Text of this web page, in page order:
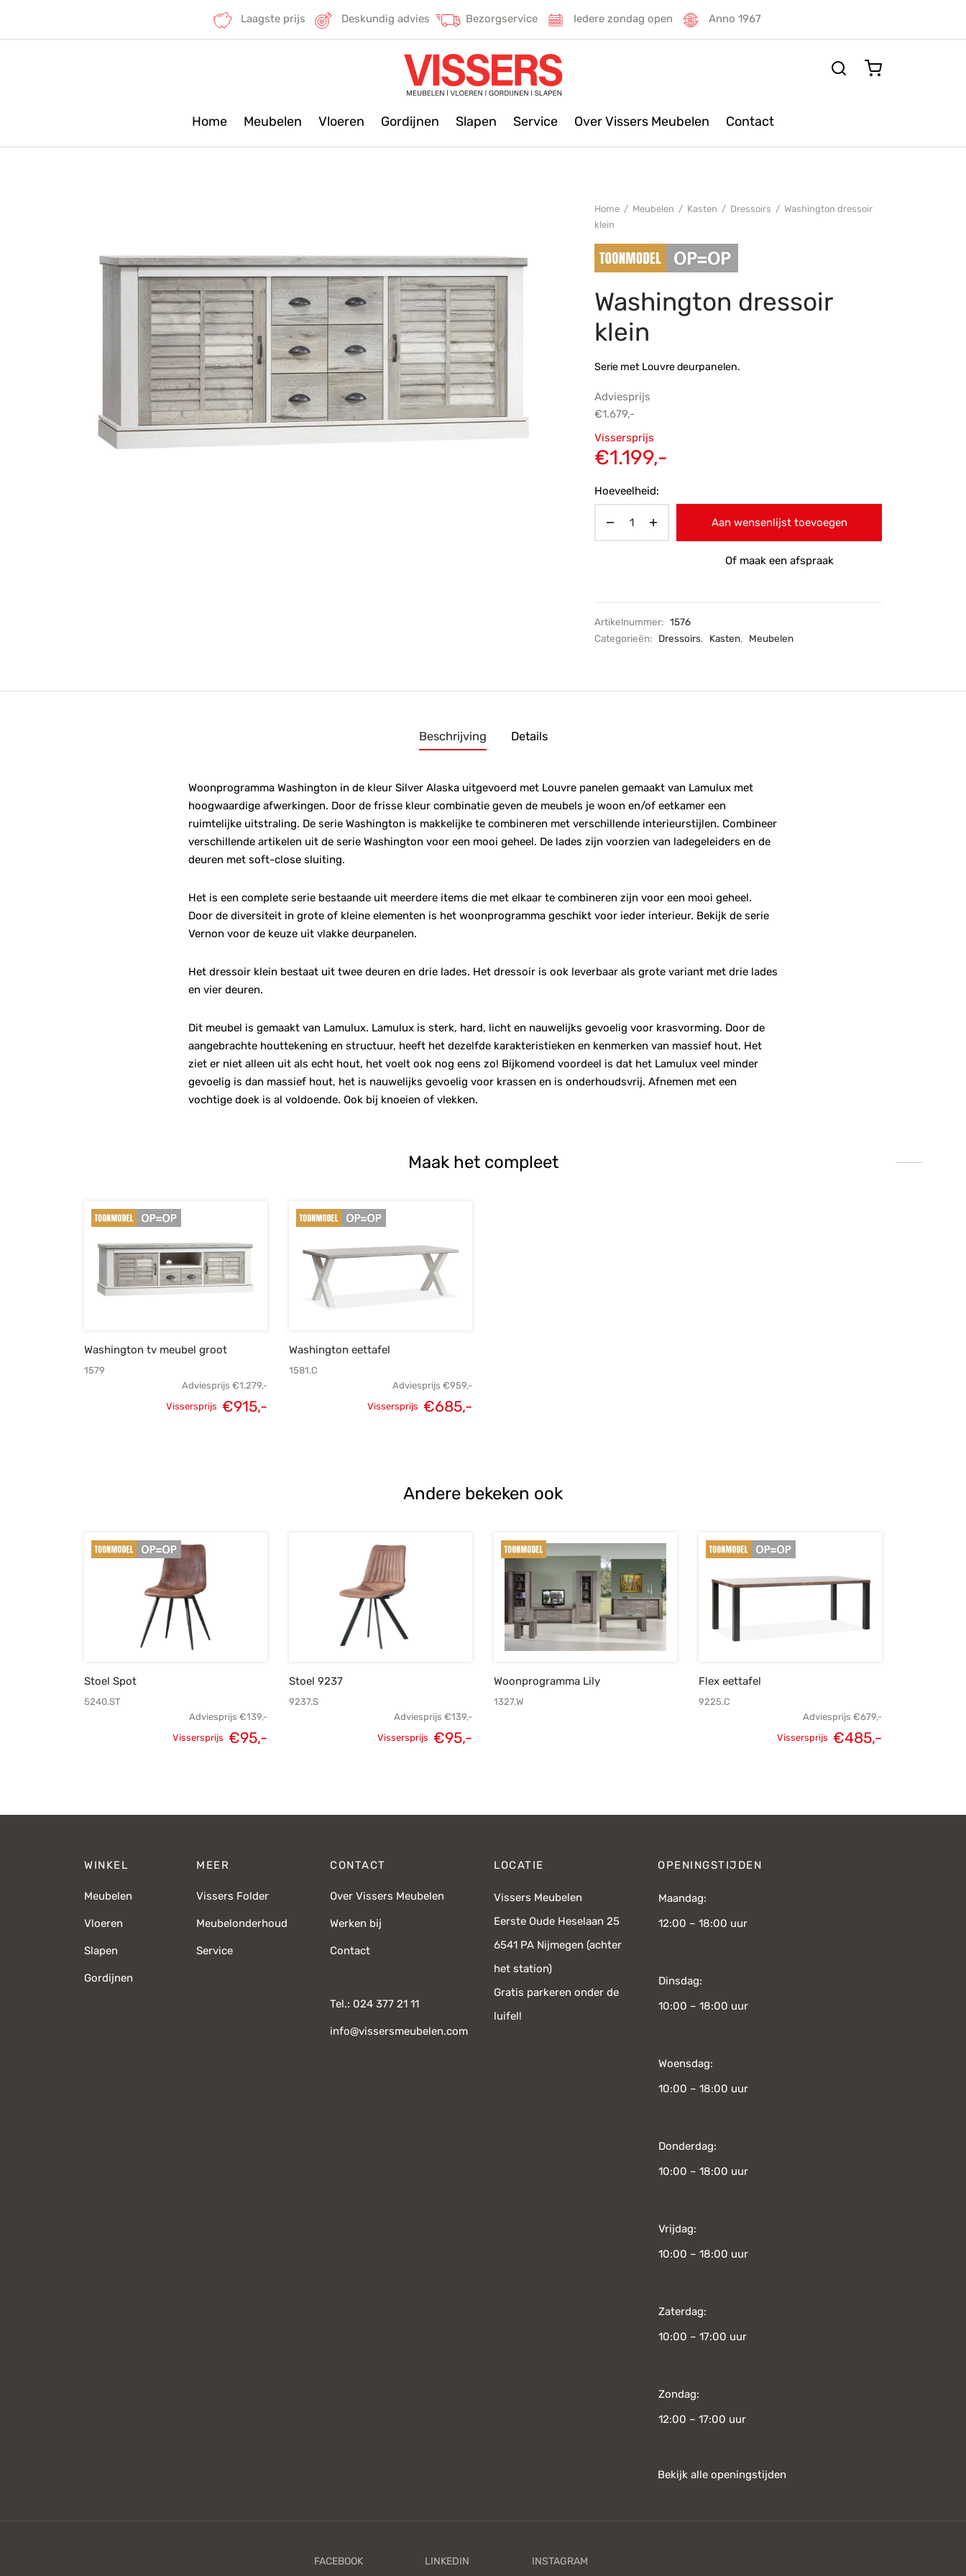
Laagste prijs Deskundig advies Bezorgservice Iedere zondag open Anno 1967
Home Meubelen Vloeren Gordijnen Slapen Service Over Vissers Meubelen Contact
Home / Meubelen / Kasten / Dressoirs / Washington dressoir
klein
Washington dressoir
klein
Serie met Louvre deurpanelen.
Adviesprijs
€1.679,-
Oorspronkelijke
prijs was:
Vissersprijs
€1.199,-
Hoeveelheid:
Aan wensenlijst toevoegen
Of maak een afspraak
Artikelnummer: 1576
Categorieën:
Dressoirs, Kasten, Meubelen
Beschrijving Details
Woonprogramma Washington in de kleur Silver Alaska uitgevoerd met Louvre panelen gemaakt van Lamulux met
hoogwaardige afwerkingen. Door de frisse kleur combinatie geven de meubels je woon en/of eetkamer een
ruimtelijke uitstraling. De serie Washington is makkelijke te combineren met verschillende interieurstijlen. Combineer
verschillende artikelen uit de serie Washington voor een mooi geheel. De lades zijn voorzien van ladegeleiders en de
deuren met soft-close sluiting.
Het is een complete serie bestaande uit meerdere items die met elkaar te combineren zijn voor een mooi geheel.
Door de diversiteit in grote of kleine elementen is het woonprogramma geschikt voor ieder interieur. Bekijk de serie
Vernon voor de keuze uit vlakke deurpanelen.
Het dressoir klein bestaat uit twee deuren en drie lades. Het dressoir is ook leverbaar als grote variant met drie lades
en vier deuren.
Dit meubel is gemaakt van Lamulux. Lamulux is sterk, hard, licht en nauwelijks gevoelig voor krasvorming. Door de
aangebrachte houttekening en structuur, heeft het dezelfde karakteristieken en kenmerken van massief hout. Het
ziet er niet alleen uit als echt hout, het voelt ook nog eens zo! Bijkomend voordeel is dat het Lamulux veel minder
gevoelig is dan massief hout, het is nauwelijks gevoelig voor krassen en is onderhoudsvrij. Afnemen met een
vochtige doek is al voldoende. Ook bij knoeien of vlekken.
Maak het compleet
Washington tv meubel groot
1579
Adviesprijs €1.279,-
Vissersprijs €915,-
Washington eettafel
1581.C
Adviesprijs €959,-
Vissersprijs €685,-
Andere bekeken ook
Stoel Spot
5240.ST
Adviesprijs €139,-
Oorspronkelijke
Vissersprijs €95,-
Stoel 9237
9237.S
Adviesprijs €139,-
Oorspronkelijke
Vissersprijs €95,-
Woonprogramma Lily
1327.W
Flex eettafel
9225.C
Adviesprijs €679,-
Vissersprijs €485,-
WINKEL
Meubelen
Vloeren
Slapen
Gordijnen
MEER
Vissers Folder
Meubelonderhoud
Service
CONTACT
Over Vissers Meubelen
Werken bij
Contact
Tel.: 024 377 21 11
info@vissersmeubelen.com
LOCATIE
Vissers Meubelen
Eerste Oude Heselaan 25
6541 PA Nijmegen (achter
het station)
Gratis parkeren onder de
luifel!
OPENINGSTIJDEN
Maandag:
12:00 – 18:00 uur
Dinsdag:
10:00 – 18:00 uur
Woensdag:
10:00 – 18:00 uur
Donderdag:
10:00 – 18:00 uur
Vrijdag:
10:00 – 18:00 uur
Zaterdag:
10:00 – 17:00 uur
Zondag:
12:00 – 17:00 uur
Bekijk alle openingstijden